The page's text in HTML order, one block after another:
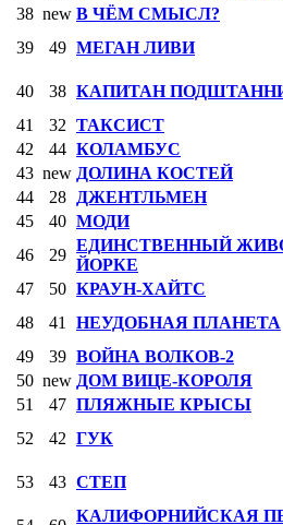
38 new В ЧЁМ СМЫСЛ?
39
49 МЕГАН ЛИВИ
40 38 КАПИТАН
41
32 ТАКСИСТ
42
44 КОЛАМБУС
43 new ДОЛИНА КОСТЕЙ
44
28 ДЖЕНТЛЬМЕН
45
40 МОДИ
46
29
ЕДИНСТВЕННЫЙ
ЙОРКЕ
47
50 КРАУН-ХАЙТС
48
41 НЕУДОБНАЯ ПЛАНЕТА
49
39 ВОЙНА ВОЛКОВ-2
50 new ДОМ ВИЦЕ-КОРОЛЯ
51
47 ПЛЯЖНЫЕ КРЫСЫ
52
42 ГУК
53 43 СТЕП
КАЛИФОРНИЙСКАЯ